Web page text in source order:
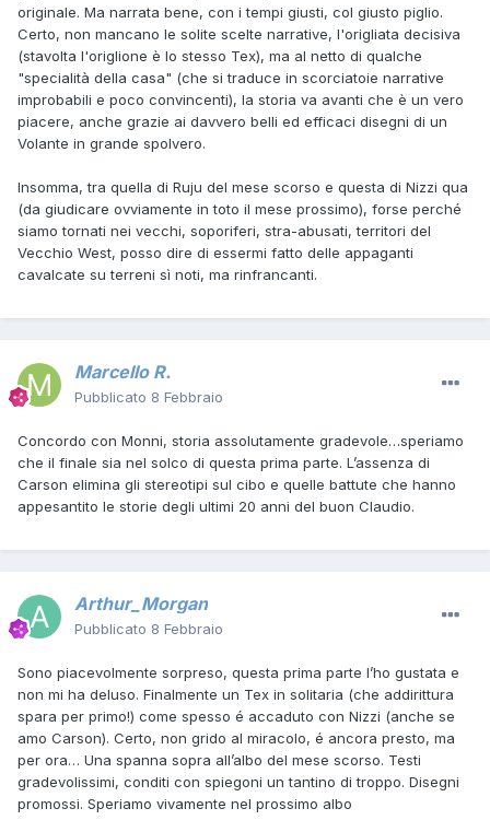
originale. Ma narrata bene, con i tempi giusti, col giusto piglio.
Certo, non mancano le solite scelte narrative, l'origliata decisiva
(stavolta l'origlione è lo stesso Tex), ma al netto di qualche
"specialità della casa" (che si traduce in scorciatoie narrative
improbabili e poco convincenti), la storia va avanti che è un vero
piacere, anche grazie ai davvero belli ed efficaci disegni di un
Volante in grande spolvero.
Insomma, tra quella di Ruju del mese scorso e questa di Nizzi qua
(da giudicare ovviamente in toto il mese prossimo), forse perché
siamo tornati nei vecchi, soporiferi, stra-abusati, territori del
Vecchio West, posso dire di essermi fatto delle appaganti
cavalcate su terreni sì noti, ma rinfrancanti.
Marcello R.
Pubblicato 8 Febbraio
Concordo con Monni, storia assolutamente gradevole…speriamo
che il finale sia nel solco di questa prima parte. L’assenza di
Carson elimina gli stereotipi sul cibo e quelle battute che hanno
appesantito le storie degli ultimi 20 anni del buon Claudio.
Arthur_Morgan
Pubblicato 8 Febbraio
Sono piacevolmente sorpreso, questa prima parte l’ho gustata e
non mi ha deluso. Finalmente un Tex in solitaria (che addirittura
spara per primo!) come spesso é accaduto con Nizzi (anche se
amo Carson). Certo, non grido al miracolo, é ancora presto, ma
per ora… Una spanna sopra all’albo del mese scorso. Testi
gradevolissimi, conditi con spiegoni un tantino di troppo. Disegni
promossi. Speriamo vivamente nel prossimo albo